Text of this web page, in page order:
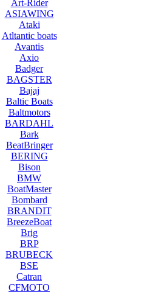
Art-Rider
ASIAWING
Ataki
Atltantic boats
Avantis
Axio
Badger
BAGSTER
Bajaj
Baltic Boats
Baltmotors
BARDAHL
Bark
BeatBringer
BERING
Bison
BMW
BoatMaster
Bombard
BRANDIT
BreezeBoat
Brig
BRP
BRUBECK
BSE
Catran
CFMOTO